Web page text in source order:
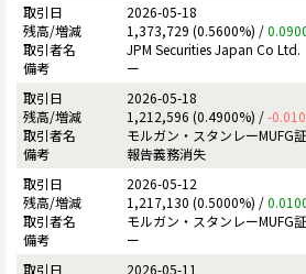
2026-05-18
1,373,729 (0.5600%) /
JPM Securities Japan Co Ltd.
ー
2026-05-18
1,212,596 (0.4900%) /-
モルガン・スタンレーMUFG
報告義務消失
2026-05-12
1,217,130 (0.5000%) /
モルガン・スタンレーMUFG
ー
2026-05-11